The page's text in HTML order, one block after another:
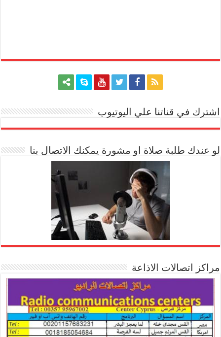
اشترك في قناتنا علي اليوتيوب
لو عندك طلبة صلاة او مشورة يمكنك الاتصال بنا
مراكز اتصالات الاذاعة